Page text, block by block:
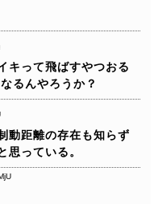
キって飛ばすやつおる
るんやろうか？
動距離の存在も知らず
思っている。